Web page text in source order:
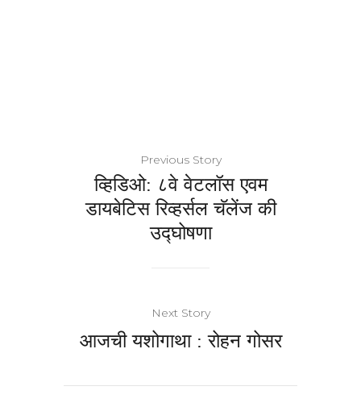
Previous Story
व्हिडिओ: ८वे वेटलॉस एवम
डायबेटिस रिव्हर्सल चॅलेंज की
उद्घोषणा
Next Story
आजची यशोगाथा : रोहन गोसर